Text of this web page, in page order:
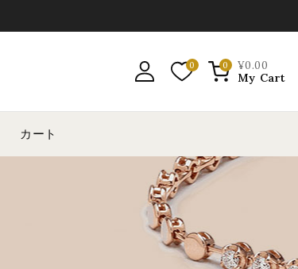
0 0 ¥0.00
My Cart
カート